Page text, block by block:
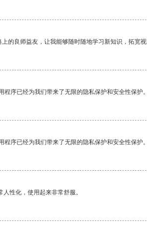
的良师益友，让我能够随时随地学习新知识，拓宽视
程序已经为我们带来了无限的隐私保护和安全性保护。
程序已经为我们带来了无限的隐私保护和安全性保护。
性化，使用起来非常舒服。